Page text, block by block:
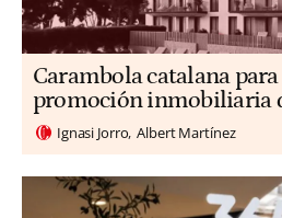
Carambola catalana
promoción inmobiliaria
Ignasi Jorro Albert Martínez